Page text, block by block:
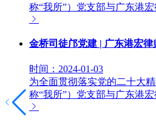
称“我所”）党支部与广东港
金桥司徒邝党建 | 广东港宏
时间：2024-01-03
为全面贯彻落实党的二十大
称“我所”）党支部与广东港